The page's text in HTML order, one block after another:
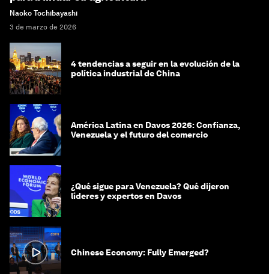
Naoko Tochibayashi
3 de marzo de 2026
4 tendencias a seguir en la evolución de la
política industrial de China
América Latina en Davos 2026: Confianza,
Venezuela y el futuro del comercio
¿Qué sigue para Venezuela? Qué dijeron
líderes y expertos en Davos
Chinese Economy: Fully Emerged?